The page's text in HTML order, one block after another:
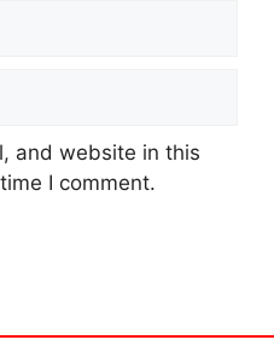
and website in this
I comment.